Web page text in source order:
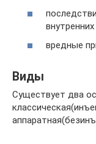
вредные
Виды
Существует два